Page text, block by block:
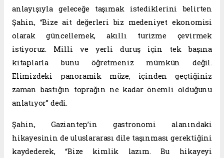
anlayışıyla geleceğe taşımak istediklerini belirten
Şahin, “Bize ait değerleri biz medeniyet ekonomisi
olarak güncellemek, akıllı turizme çevirmek
istiyoruz. Milli ve yerli duruş için tek başına
kitaplarla bunu öğretmeniz mümkün değil.
Elimizdeki panoramik müze, içinden geçtiğiniz
zaman bastığın toprağın ne kadar önemli olduğunu
anlatıyor” dedi.
Şahin, Gaziantep’in gastronomi alanındaki
hikayesinin de uluslararası dile taşınması gerektiğini
kaydederek, “Bize kimlik lazım. Bu hikayeyi